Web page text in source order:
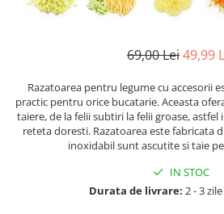
69,00 Lei49,99
Razatoarea pentru legume cu accesorii
practic pentru orice bucatarie. Aceasta
taiere, de la felii subtiri la felii groase,
reteta doresti. Razatoarea este fabricata
inoxidabil sunt ascutite si taie
IN STOC
Durata de livrare: 2 - 3